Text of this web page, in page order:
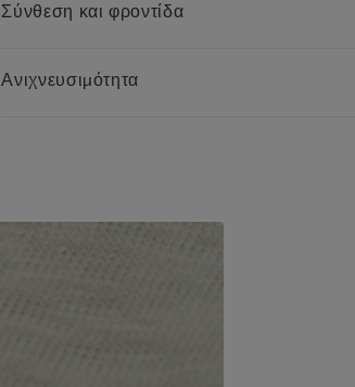
Σύνθεση και φροντίδα
Ανιχνευσιμότητα